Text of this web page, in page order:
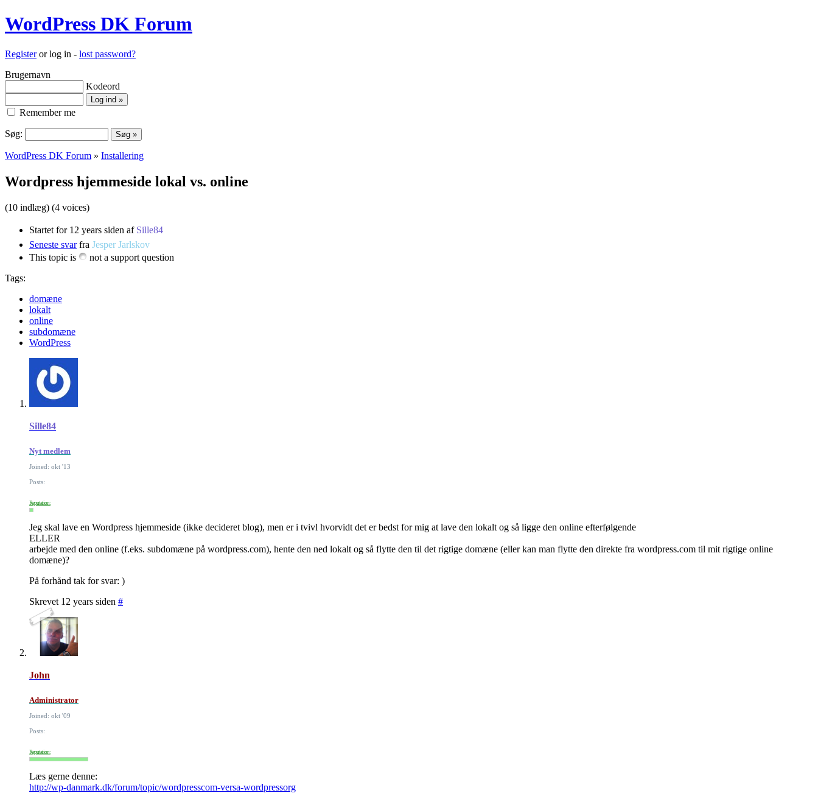
WordPress DK Forum
Registeror log in - lost password?
Brugernavn
Kodeord
Remember me
Søg:
WordPress DK Forum » Installering
Wordpress hjemmeside lokal vs. online
(10 indlæg) (4 voices)
Startet for 12 years siden af Sille84
Seneste svarfra Jesper Jarlskov
This topic is
not a support question
Tags:
domæne
lokalt
online
subdomæne
WordPress
Sille84
Nyt medlem
Joined: okt '13
Posts:
Reputation:
Jeg skal lave en Wordpress hjemmeside (ikke decideret blog), men er i tvivl hvorvidt det er bedst for mig at lave den lokalt og så ligge den online efterfølgende
ELLER
arbejde med den online (f.eks. subdomæne på wordpress.com), hente den ned lokalt og så flytte den til det rigtige domæne (eller kan man flytte den direkte fra wordpress.com til mit rigtige online
domæne)?
På forhånd tak for svar: )
Skrevet 12 years siden #
John
Administrator
Joined: okt '09
Posts:
Reputation:
Læs gerne denne:
http://wp-danmark.dk/forum/topic/wordpresscom-versa-wordpressorg